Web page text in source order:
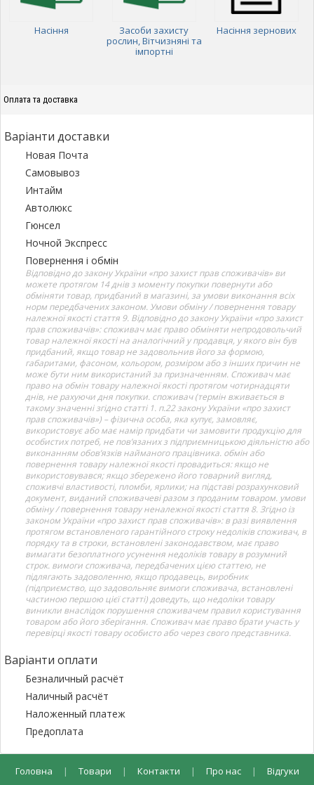
Насіння
Засоби захисту
рослин, Вітчизняні та
імпортні
Насіння зернових
Оплата та доставка
Варіанти доставки
Новая Почта
Самовывоз
Интайм
Автолюкс
Гюнсел
Ночной Экспресс
Повернення і обмін
Відповідно до закону України «про захист прав споживачів» ви
можете протягом 14 днів з моменту покупки повернути або
обміняти товар, придбаний в магазині, за умови виконання всіх
норм передбачених законом. Умови обміну / повернення товару
належної якості стаття 9. Відповідно до закону України «про захист
прав споживачів»: споживач має право обміняти непродовольчий
товар належної якості на аналогічний у продавця, у якого він був
придбаний, якщо товар не задовольнив його за формою,
габаритами, фасоном, кольором, розміром або з інших причин не
може бути ним використаний за призначенням. Споживач має
право на обмін товару належної якості протягом чотирнадцяти
днів, не рахуючи дня покупки. споживач (термін вживається в
такому значенні згідно статті 1. п.22 закону України «про захист
прав споживачів») – фізична особа, яка купує, замовляє,
використовує або має намір придбати чи замовити продукцію для
особистих потреб, не пов’язаних з підприємницькою діяльністю або
виконанням обов’язків найманого працівника. обмін або
повернення товару належної якості провадиться: якщо не
використовувався; якщо збережено його товарний вигляд,
споживчі властивості, пломби, ярлики; на підставі розрахунковий
документ, виданий споживачеві разом з проданим товаром. умови
обміну / повернення товару неналежної якості стаття 8. Згідно із
законом України «про захист прав споживачів»: в разі виявлення
протягом встановленого гарантійного строку недоліків споживач, в
порядку та в строки, встановлені законодавством, має право
вимагати безоплатного усунення недоліків товару в розумний
строк. вимоги споживача, передбачених цією статтею, не
підлягають задоволенню, якщо продавець, виробник
(підприємство, що задовольняє вимоги споживача, встановлені
частиною першою цієї статті) доведуть, що недоліки товару
виникли внаслідок порушення споживачем правил користування
товаром або його зберігання. Споживач має право брати участь у
перевірці якості товару особисто або через свого представника.
Варіанти оплати
Безналичный расчёт
Наличный расчёт
Наложенный платеж
Предоплата
Головна | Товари | Контакти | Про нас | Відгуки